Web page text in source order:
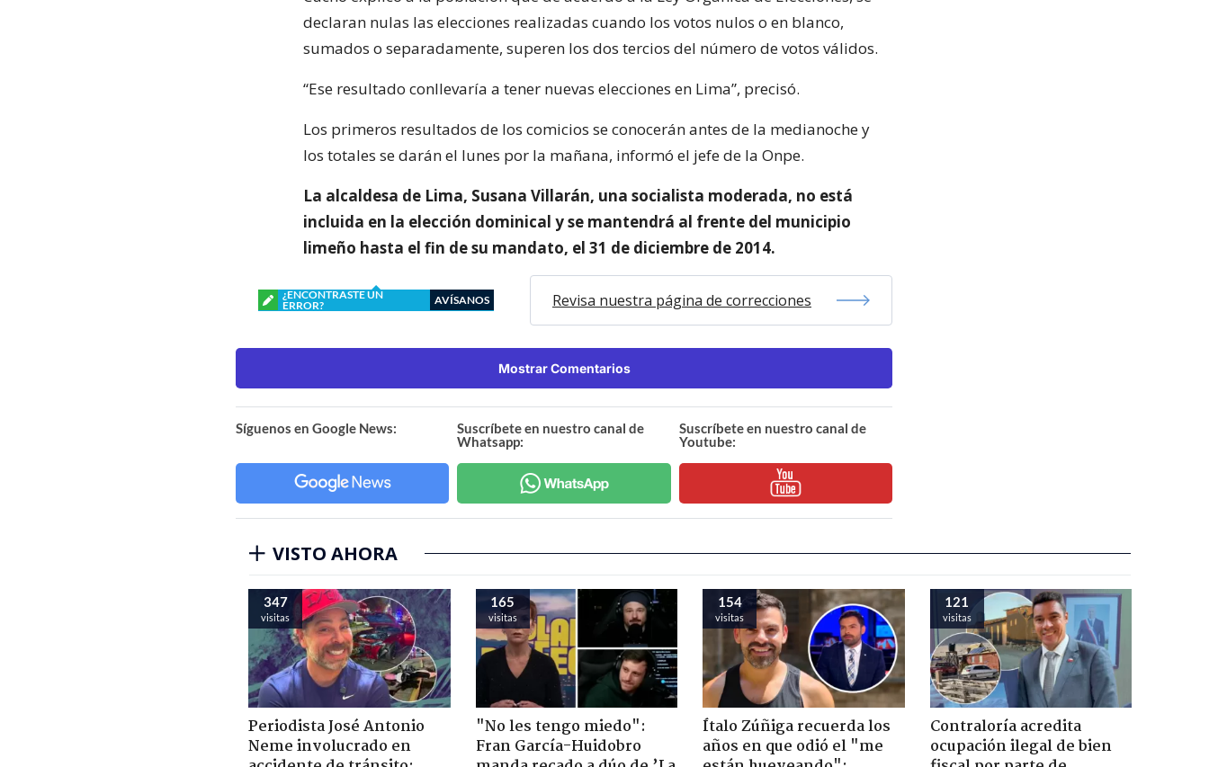
declaran nulas las elecciones realizadas cuando los votos nulos o en blanco,
sumados o separadamente, superen los dos tercios del número de votos válidos.
“Ese resultado conllevaría a tener nuevas elecciones en Lima”, precisó.
Los primeros resultados de los comicios se conocerán antes de la medianoche y
los totales se darán el lunes por la mañana, informó el jefe de la Onpe.
La alcaldesa de Lima, Susana Villarán, una socialista moderada, no está
incluida en la elección dominical y se mantendrá al frente del municipio
limeño hasta el fin de su mandato, el 31 de diciembre de 2014.
¿ENCONTRASTE UN
ERROR?
AVÍSANOS Revisa nuestra página de correcciones
Mostrar Comentarios
Síguenos en Google News:
Suscríbete en nuestro canal de
Whatsapp:
Suscríbete en nuestro canal de
Youtube:
VISTO AHORA
347
visitas
Periodista José Antonio
Neme involucrado en
165
visitas
"No les tengo miedo":
Fran García-Huidobro
154
visitas
Ítalo Zúñiga recuerda los
años en que odió el "me
121
visitas
Contraloría acredita
ocupación ilegal de bien